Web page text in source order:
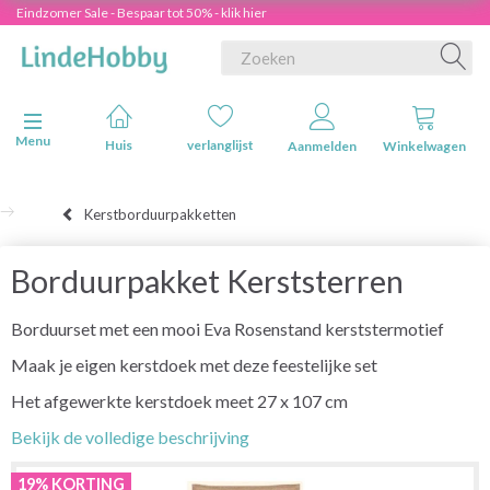
Eindzomer Sale - Bespaar tot 50% - klik hier
Navigatie in-/uitschakelen
Menu
Huis verlanglijst Aanmelden Winkelwagen
Kerstborduurpakketten
Borduurpakket Kerststerren
Borduurset met een mooi Eva Rosenstand kerststermotief
Maak je eigen kerstdoek met deze feestelijke set
Het afgewerkte kerstdoek meet 27 x 107 cm
Bekijk de volledige beschrijving
19% KORTING